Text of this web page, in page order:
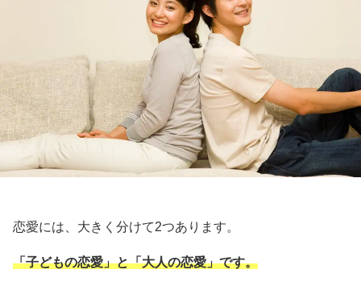
恋愛には、大きく分けて2つあります。
「子どもの恋愛」と「大人の恋愛」です。